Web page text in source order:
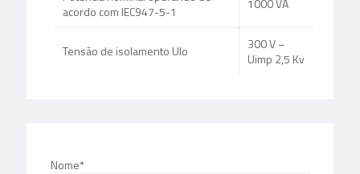
acordo com IEC947-5-1
1000 VA
Tensão de isolamento UIo
300 V –
Uimp 2,5 Kv
Nome*